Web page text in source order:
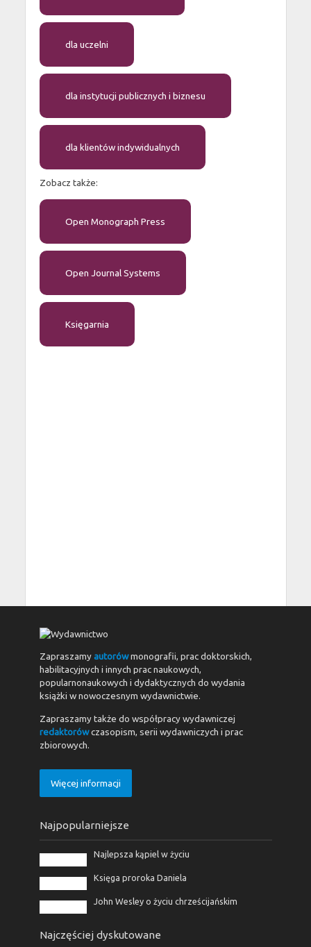
dla uczelni
dla instytucji publicznych i biznesu
dla klientów indywidualnych
Zobacz także:
Open Monograph Press
Open Journal Systems
Księgarnia
Zapraszamyautorówmonografii, prac doktorskich,
habilitacyjnych i innych prac naukowych,
popularnonaukowych i dydaktycznych do wydania
książki w nowoczesnym wydawnictwie.
Zapraszamy także do współpracy wydawniczej
redaktorówczasopism, serii wydawniczych i prac
zbiorowych.
Więcej informacji
Najpopularniejsze
Najlepsza kąpiel w życiu
Księga proroka Daniela
John Wesley o życiu chrześcijańskim
Najczęściej dyskutowane